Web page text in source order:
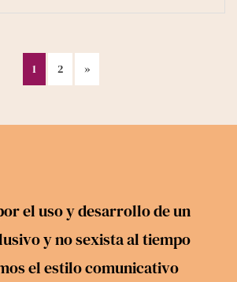
1 2 »
el uso y desarrollo de un
y no sexista al tiempo
el estilo comunicativo